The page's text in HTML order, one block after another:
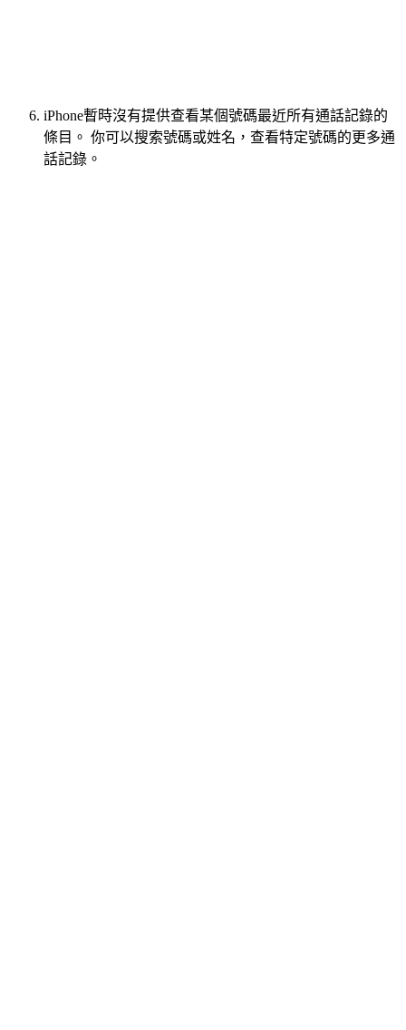
iPhone暫時沒有提供查看某個號碼最近所有通話記錄的
條目。 你可以搜索號碼或姓名，查看特定號碼的更多通
話記錄。